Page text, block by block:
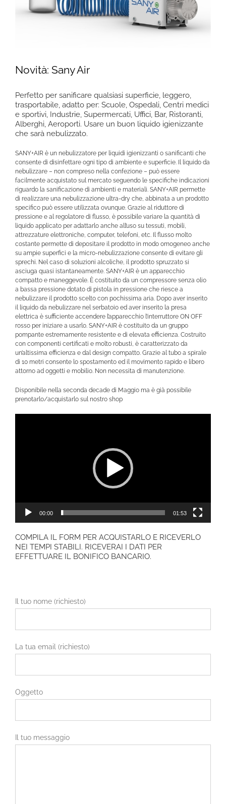
Novità: Sany Air
Perfetto per sanificare qualsiasi superficie, leggero,
trasportabile, adatto per: Scuole, Ospedali, Centri medici
e sportivi, Industrie, Supermercati, Uffici, Bar, Ristoranti,
Alberghi, Aeroporti. Usare un buon liquido igienizzante
che sarà nebulizzato.
SANY+AIR è un nebulizzatore per liquidi igienizzanti o sanificanti che
consente di disinfettare ogni tipo di ambiente e superficie. Il liquido da
nebulizzare – non compreso nella confezione – può essere
facilmente acquistato sul mercato seguendo le specifiche indicazioni
riguardo la sanificazione di ambienti e materiali. SANY+AIR permette
di realizzare una nebulizzazione ultra-dry che, abbinata a un prodotto
specifico può essere utilizzata ovunque. Grazie al riduttore di
pressione e al regolatore di flusso, è possibile variare la quantità di
liquido applicato per adattarlo anche all’uso su tessuti, mobili,
attrezzature elettroniche, computer, telefoni, etc. Il flusso molto
costante permette di depositare il prodotto in modo omogeneo anche
su ampie superfici e la micro-nebulizzazione consente di evitare gli
sprechi. Nel caso di soluzioni alcoliche, il prodotto spruzzato si
asciuga quasi istantaneamente. SANY+AIR è un apparecchio
compatto e maneggevole. È costituito da un compressore senza olio
a bassa pressione dotato di pistola in pressione che riesce a
nebulizzare il prodotto scelto con pochissima aria. Dopo aver inserito
il liquido da nebulizzare nel serbatoio ed aver inserito la presa
elettrica è sufficiente accendere l’apparecchio l’interruttore ON OFF
rosso per iniziare a usarlo. SANY+AIR è costituito da un gruppo
pompante estremamente resistente e di elevata efficienza. Costruito
con componenti certificati e molto robusti, è caratterizzato da
un’altissima efficienza e dal design compatto. Grazie al tubo a spirale
di 10 metri consente lo spostamento ed il movimento rapido e libero
attorno ad oggetti e mobilio. Non necessita di manutenzione.
Disponibile nella seconda decade di Maggio ma è già possibile
prenotarlo/acquistarlo sul nostro shop
00:00 01:53
COMPILA IL FORM PER ACQUISTARLO E RICEVERLO
NEI TEMPI STABILI. RICEVERAI I DATI PER
EFFETTUARE IL BONIFICO BANCARIO.
Il tuo nome (richiesto)
La tua email (richiesto)
Oggetto
Il tuo messaggio